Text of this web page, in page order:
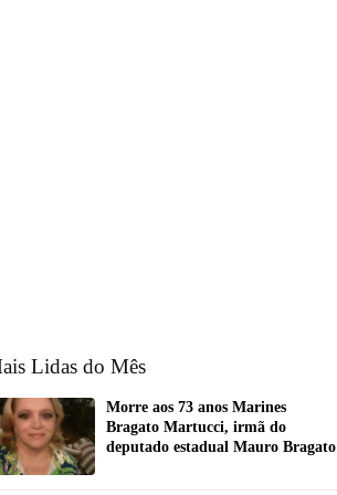
Lidas do Mês
Morre aos 73 anos Marines
Bragato Martucci, irmã do
deputado estadual Mauro Bragato